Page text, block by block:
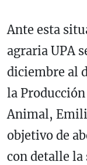
Ante esta
agraria UPA
diciembre al
la
Animal,
objetivo de
con detalle la